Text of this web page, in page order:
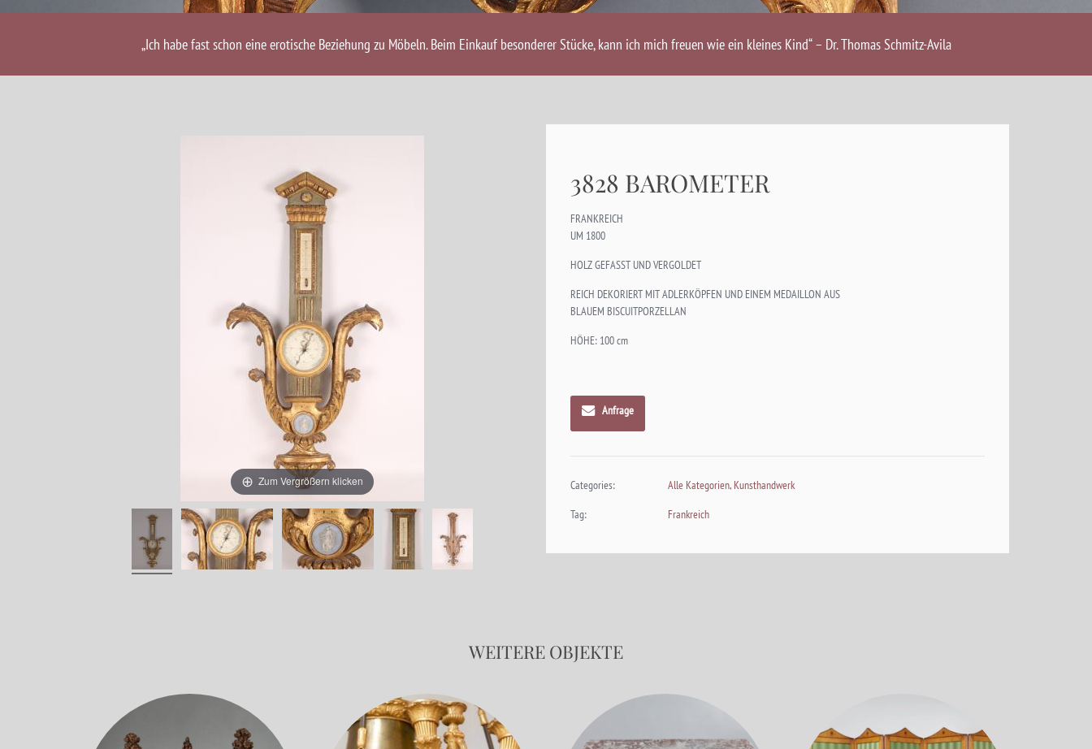
„Ich habe fast schon eine erotische Beziehung zu Möbeln. Beim Einkauf besonderer Stücke, kann ich mich freuen wie ein kleines Kind“ – Dr. Thomas Schmitz-Avila
Zum Vergrößern klicken
3828 BAROMETER
FRANKREICH
UM 1800
HOLZ GEFASST UND VERGOLDET
REICH DEKORIERT MIT ADLERKÖPFEN UND EINEM MEDAILLON AUS
BLAUEM BISCUITPORZELLAN
HÖHE: 100 cm
Anfrage
Categories: Alle Kategorien, Kunsthandwerk
Tag:
Frankreich
WEITERE OBJEKTE